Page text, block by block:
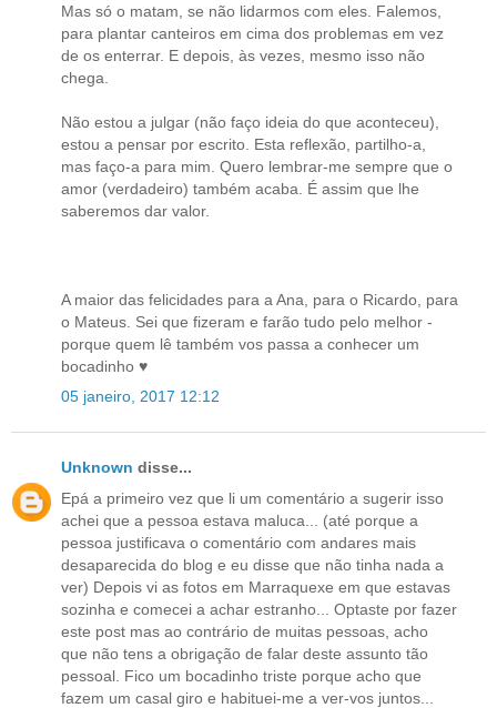
Mas só o matam, se não lidarmos com eles. Falemos,
para plantar canteiros em cima dos problemas em vez
de os enterrar. E depois, às vezes, mesmo isso não
chega.
Não estou a julgar (não faço ideia do que aconteceu),
estou a pensar por escrito. Esta reflexão, partilho-a,
mas faço-a para mim. Quero lembrar-me sempre que o
amor (verdadeiro) também acaba. É assim que lhe
saberemos dar valor.
A maior das felicidades para a Ana, para o Ricardo, para
o Mateus. Sei que fizeram e farão tudo pelo melhor -
porque quem lê também vos passa a conhecer um
bocadinho ♥
05 janeiro, 2017 12:12
Unknown disse...
Epá a primeiro vez que li um comentário a sugerir isso
achei que a pessoa estava maluca... (até porque a
pessoa justificava o comentário com andares mais
desaparecida do blog e eu disse que não tinha nada a
ver) Depois vi as fotos em Marraquexe em que estavas
sozinha e comecei a achar estranho... Optaste por fazer
este post mas ao contrário de muitas pessoas, acho
que não tens a obrigação de falar deste assunto tão
pessoal. Fico um bocadinho triste porque acho que
fazem um casal giro e habituei-me a ver-vos juntos...